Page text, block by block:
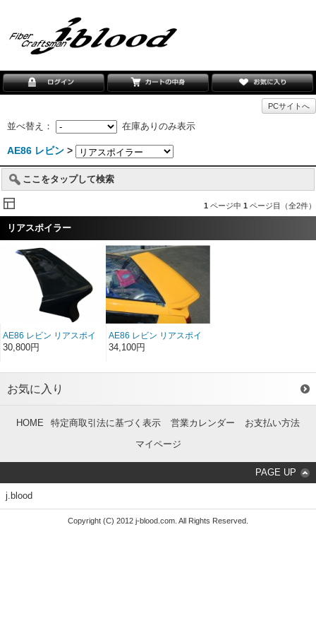
PCサイトへ
並べ替え： 在庫ありのみ表示
AE86 レビン >
ここをタップして検索
1 ページ中 1 ページ目（全2件）
リアスポイラー
AE86 レビン リアスポイ
ラーType1 FRP（3ドア）
30,800円
AE86 レビン リアスポイ
ラーType2 FRP（3ドア）
34,100円
お気に入り
HOME 特定商取引法に基づく表示 営業カレンダー
お支払い方法
マイページ
PAGE UP
j.blood
Copyright (C) 2012 j-blood.com. All Rights Reserved.